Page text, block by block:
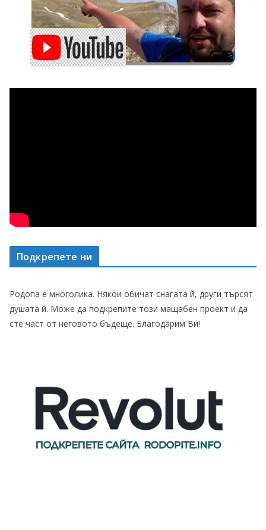
Подкрепете ни
Родопа е многолика. Някои обичат снагата й, други търсят
душата й. Може да подкрепите този мащабен проект и да
сте част от неговото бъдеще. Благодарим Ви!